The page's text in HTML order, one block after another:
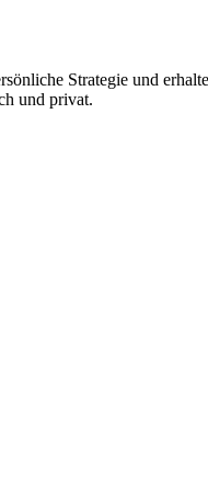
Strategie und erhalte
und privat.